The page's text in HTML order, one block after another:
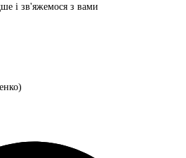
і зв'яжемося з вами